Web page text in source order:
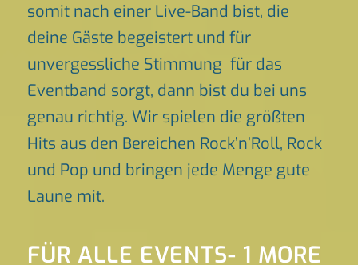
somit nach einer Live-Band bist, die
deine Gäste begeistert und für
unvergessliche Stimmung für das
Eventband sorgt, dann bist du bei uns
genau richtig. Wir spielen die größten
Hits aus den Bereichen Rock’n’Roll, Rock
und Pop und bringen jede Menge gute
Laune mit.
FÜR ALLE EVENTS- 1 MORE